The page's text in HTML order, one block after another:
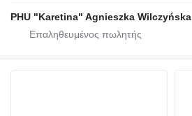
PHU "Karetina" Agnieszka Wilczyńska